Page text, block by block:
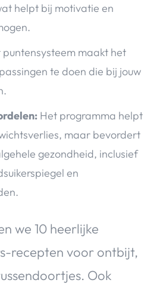
helpt bij motivatie en
puntensysteem maakt het
te doen die bij jouw
Het programma helpt
maar bevordert
gezondheid, inclusief
en
we 10 heerlijke
recepten voor ontbijt,
Ook